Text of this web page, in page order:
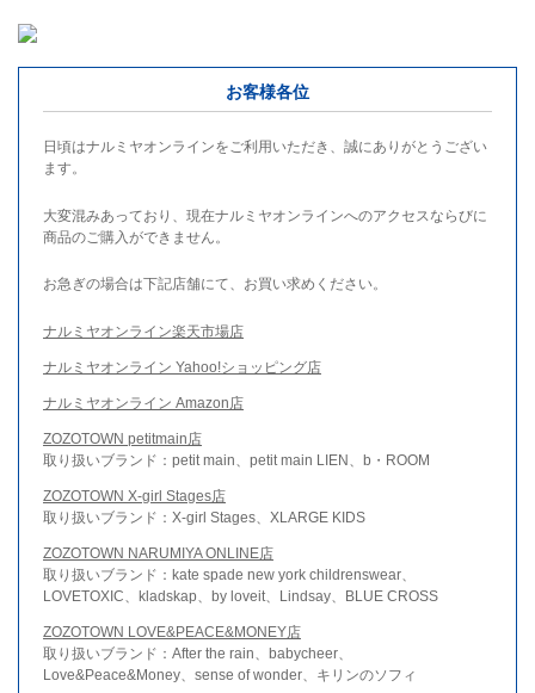
お客様各位
日頃はナルミヤオンラインをご利用いただき、誠にありがとうござい
ます。
大変混みあっており、現在ナルミヤオンラインへのアクセスならびに
商品のご購入ができません。
お急ぎの場合は下記店舗にて、お買い求めください。
ナルミヤオンライン楽天市場店
ナルミヤオンライン Yahoo!ショッピング店
ナルミヤオンライン Amazon店
ZOZOTOWN petitmain店
取り扱いブランド：petit main、petit main LIEN、b・ROOM
ZOZOTOWN X-girl Stages店
取り扱いブランド：X-girl Stages、XLARGE KIDS
ZOZOTOWN NARUMIYA ONLINE店
取り扱いブランド：kate spade new york childrenswear、
LOVETOXIC、kladskap、by loveit、Lindsay、BLUE CROSS
ZOZOTOWN LOVE&PEACE&MONEY店
取り扱いブランド：After the rain、babycheer、
Love&Peace&Money、sense of wonder、キリンのソフィ